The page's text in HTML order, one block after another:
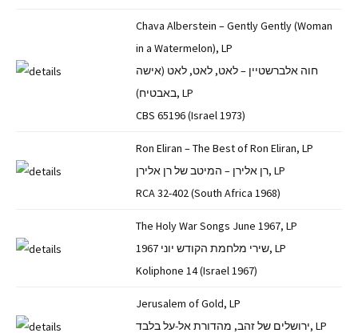
Chava Alberstein – Gently Gently (Woman
in a Watermelon), LP
חוה אלברשטיין – לאט, לאט, לאט (אישה
באבטיח), LP
CBS 65196 (Israel 1973)
Ron Eliran – The Best of Ron Eliran, LP
רן אלירן – המיטב של רן אלירן, LP
RCA 32-402 (South Africa 1968)
The Holy War Songs June 1967, LP
שירי מלחמת הקודש יוני 1967, LP
Koliphone 14 (Israel 1967)
Jerusalem of Gold, LP
ירושלים של זהב, מהדורת אל-על בלבד, LP